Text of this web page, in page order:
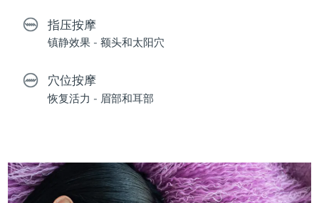
指压按摩
镇静效果 - 额头和太阳穴
穴位按摩
恢复活力 - 眉部和耳部